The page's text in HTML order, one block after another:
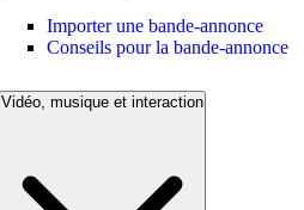
Importer une bande-annonce
Conseils pour la bande-annonce
Vidéo, musique et interaction